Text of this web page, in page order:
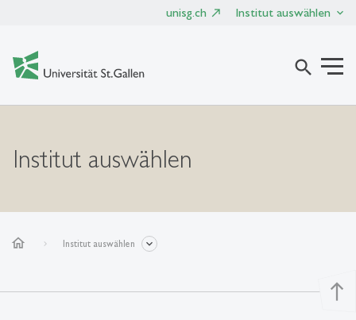
unisg.ch Institut auswählen
search
Institut auswählen
home Institut auswählen
north